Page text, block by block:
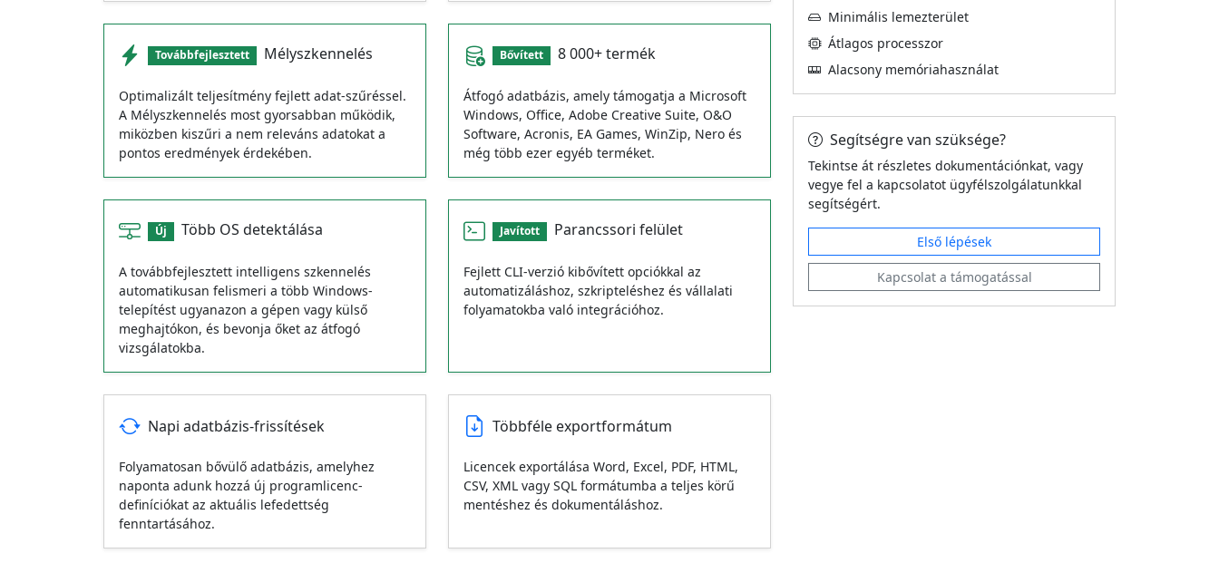
Továbbfejlesztett Mélyszkennelés
Optimalizált teljesítmény fejlett adat-szűréssel.
A Mélyszkennelés most gyorsabban működik,
miközben kiszűri a nem releváns adatokat a
pontos eredmények érdekében.
Bővített 8 000+ termék
Átfogó adatbázis, amely támogatja a Microsoft
Windows, Office, Adobe Creative Suite, O&O
Software, Acronis, EA Games, WinZip, Nero és
még több ezer egyéb terméket.
Új Több OS detektálása
A továbbfejlesztett intelligens szkennelés
automatikusan felismeri a több Windows-
telepítést ugyanazon a gépen vagy külső
meghajtókon, és bevonja őket az átfogó
vizsgálatokba.
Javított Parancssori felület
Fejlett CLI-verzió kibővített opciókkal az
automatizáláshoz, szkripteléshez és vállalati
folyamatokba való integrációhoz.
Napi adatbázis-frissítések
Folyamatosan bővülő adatbázis, amelyhez
naponta adunk hozzá új programlicenc-
definíciókat az aktuális lefedettség
fenntartásához.
Többféle exportformátum
Licencek exportálása Word, Excel, PDF, HTML,
CSV, XML vagy SQL formátumba a teljes körű
mentéshez és dokumentáláshoz.
Minimális lemezterület
Átlagos processzor
Alacsony memóriahasználat
Segítségre van szüksége?
Tekintse át részletes dokumentációnkat, vagy
vegye fel a kapcsolatot ügyfélszolgálatunkkal
segítségért.
Első lépések
Kapcsolat a támogatással